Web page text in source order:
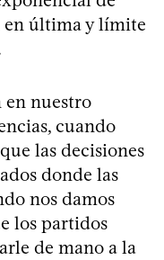
en última y límite
en nuestro
cuando
las decisiones
donde las
nos damos
los partidos
de mano a la